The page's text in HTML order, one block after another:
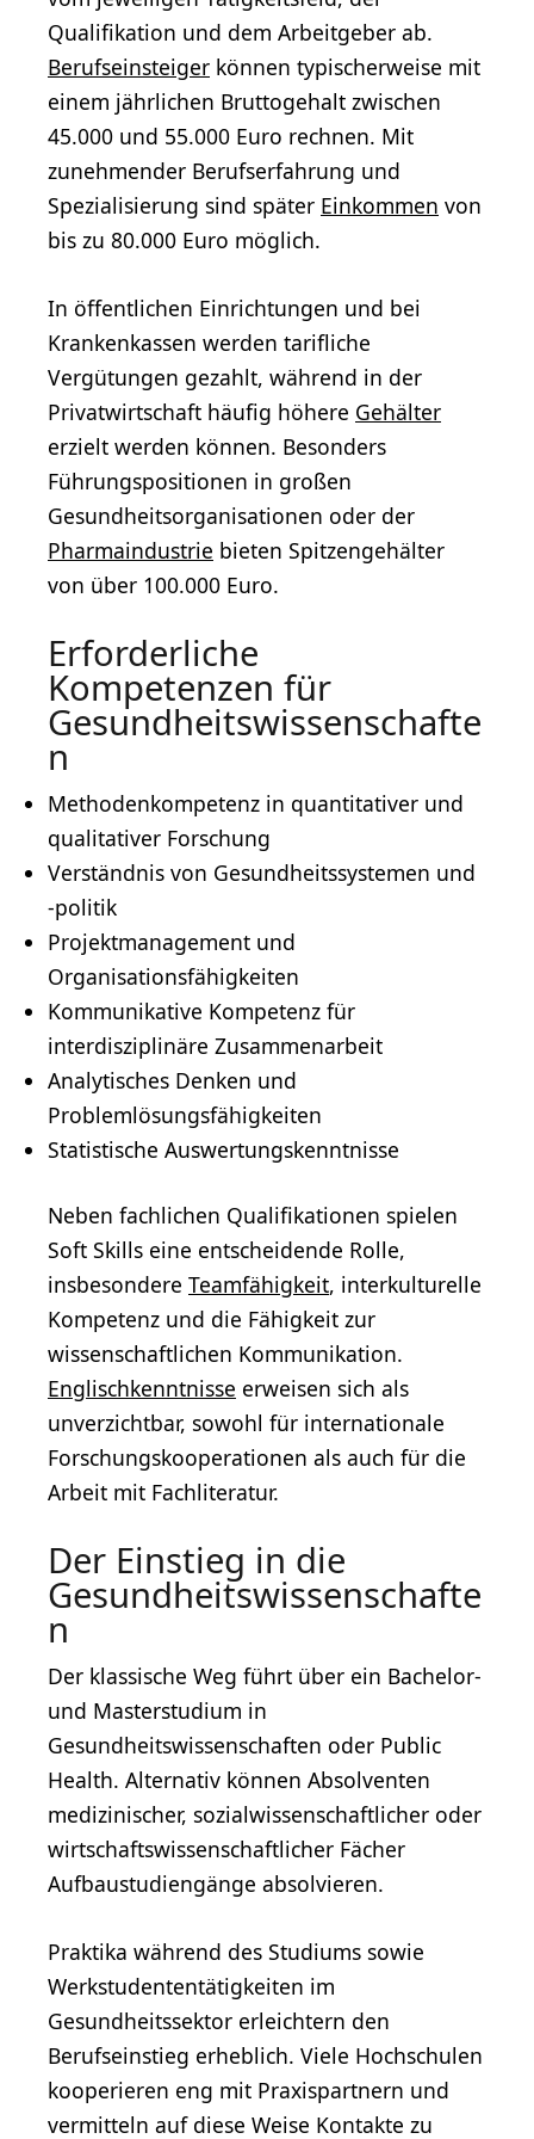
Qualifikation und dem Arbeitgeber ab.
Berufseinsteiger können typischerweise mit
einem jährlichen Bruttogehalt zwischen
45.000 und 55.000 Euro rechnen. Mit
zunehmender Berufserfahrung und
Spezialisierung sind später Einkommen von
bis zu 80.000 Euro möglich.
In öffentlichen Einrichtungen und bei
Krankenkassen werden tarifliche
Vergütungen gezahlt, während in der
Privatwirtschaft häufig höhere Gehälter
erzielt werden können. Besonders
Führungspositionen in großen
Gesundheitsorganisationen oder der
Pharmaindustrie bieten Spitzengehälter
von über 100.000 Euro.
Erforderliche
Kompetenzen für
Gesundheitswissenschafte
n
Methodenkompetenz in quantitativer und
qualitativer Forschung
Verständnis von Gesundheitssystemen und
-politik
Projektmanagement und
Organisationsfähigkeiten
Kommunikative Kompetenz für
interdisziplinäre Zusammenarbeit
Analytisches Denken und
Problemlösungsfähigkeiten
Statistische Auswertungskenntnisse
Neben fachlichen Qualifikationen spielen
Soft Skills eine entscheidende Rolle,
insbesondere Teamfähigkeit, interkulturelle
Kompetenz und die Fähigkeit zur
wissenschaftlichen Kommunikation.
Englischkenntnisse erweisen sich als
unverzichtbar, sowohl für internationale
Forschungskooperationen als auch für die
Arbeit mit Fachliteratur.
Der Einstieg in die
Gesundheitswissenschafte
n
Der klassische Weg führt über ein Bachelor-
und Masterstudium in
Gesundheitswissenschaften oder Public
Health. Alternativ können Absolventen
medizinischer, sozialwissenschaftlicher oder
wirtschaftswissenschaftlicher Fächer
Aufbaustudiengänge absolvieren.
Praktika während des Studiums sowie
Werkstudententätigkeiten im
Gesundheitssektor erleichtern den
Berufseinstieg erheblich. Viele Hochschulen
kooperieren eng mit Praxispartnern und
vermitteln auf diese Weise Kontakte zu